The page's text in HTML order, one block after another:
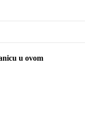
u ovom